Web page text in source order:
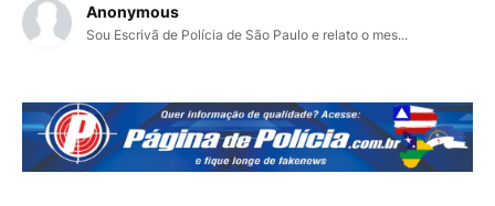
Anonymous
Sou Escrivã de Polícia de São Paulo e relato o mes...